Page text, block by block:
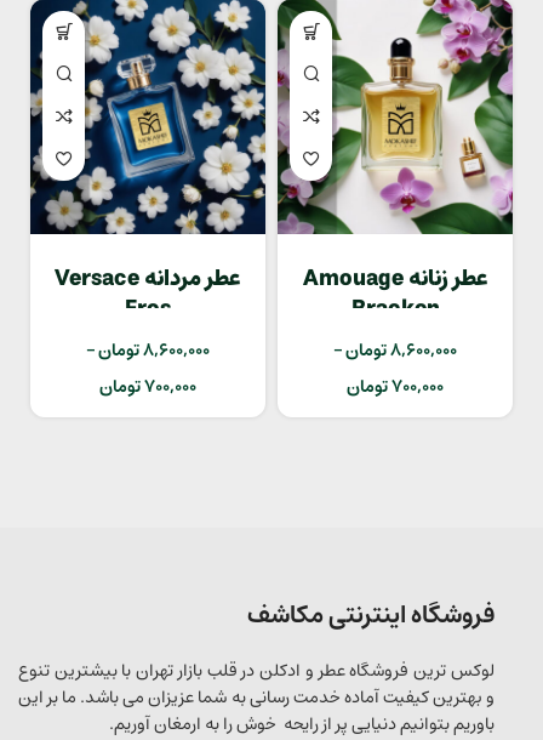
عطر زنانه Amouage
Bracken
8,600,000تومان–
700,000تومان
عطر مردانه Versace
Eros
8,600,000تومان–
700,000تومان
فروشگاه اینترنتی مکاشف
لوکس ترین فروشگاه عطر و ادکلن در قلب بازار تهران با بیشترین تنوع
و بهترین کیفیت آماده خدمت رسانی به شما عزیزان می باشد. ما بر این
باوریم بتوانیم دنیایی پر از رایحه خوش را به ارمغان آوریم.